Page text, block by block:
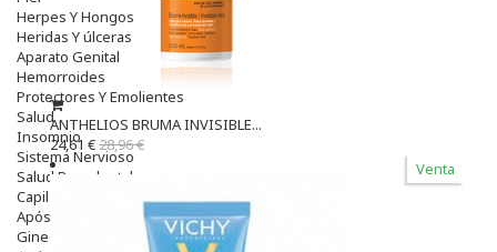
Herpes Y Hongos
Heridas Y úlceras
Aparato Genital
Hemorroides
Protectores Y Emolientes
Salud
Insomnio
Sistema Nervioso
Salud Bucodental
Capilar
Apósitos
Ginecología
ANTHELIOS BRUMA INVISIBLE...
24,61 €28,96 €
Venta